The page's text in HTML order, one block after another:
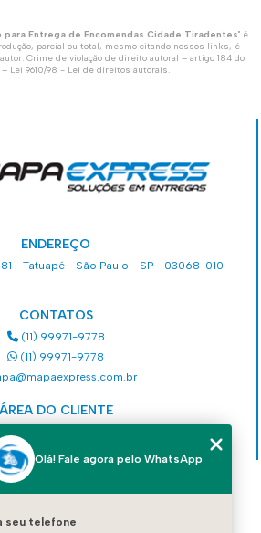
para Entrega de Encomendas Cidade Tiradentes" é
parcial ou total, mesmo citando nossos links, é
Crime de violação de direito autoral – artigo 184 do
– Lei 9610/98 - Lei de direitos autorais.
ENDEREÇO
- Tatuapé - São Paulo - SP - 03068-010
CONTATOS
(11) 99971-9778
(11) 99971-9778
ÁREA DO CLIENTE
QUEM SOMOS
Olá! Fale agora pelo WhatsApp
seu telefone